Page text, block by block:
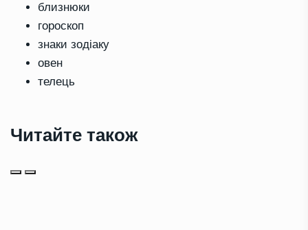
близнюки
гороскоп
знаки зодіаку
овен
телець
Читайте також